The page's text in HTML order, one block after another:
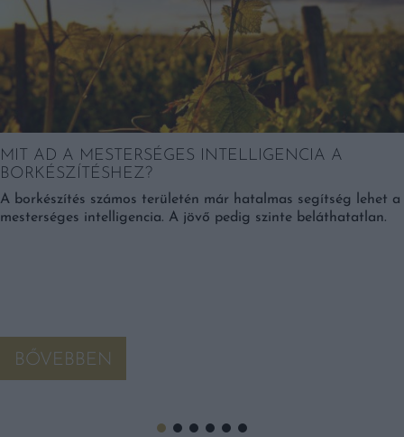
MIT AD A MESTERSÉGES INTELLIGENCIA A
BORKÉSZÍTÉSHEZ?
A borkészítés számos területén már hatalmas segítség lehet a
mesterséges intelligencia. A jövő pedig szinte beláthatatlan.
BŐVEBBEN